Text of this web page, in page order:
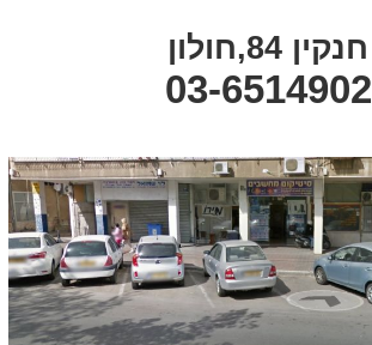
חנקין 84,חולון
03-6514902